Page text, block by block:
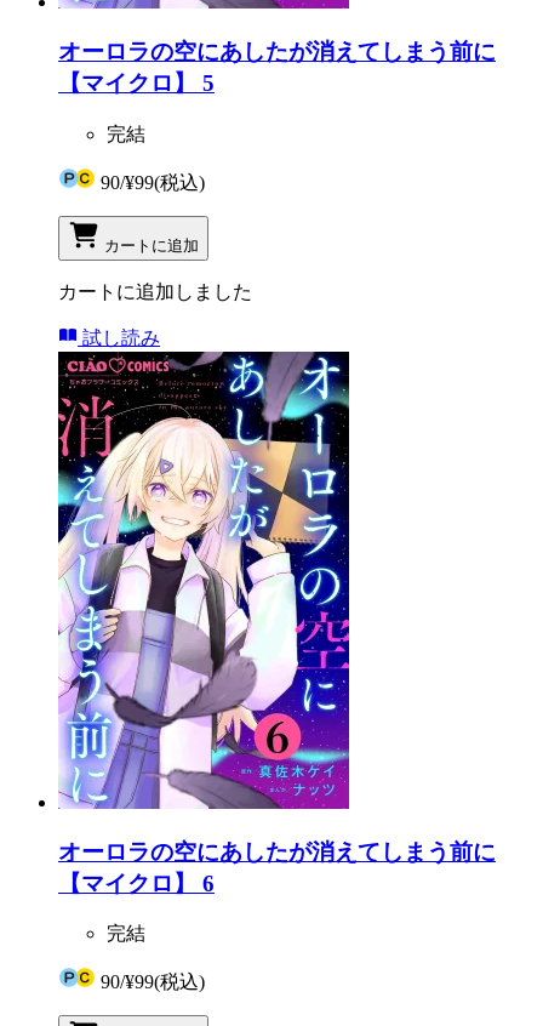
オーロラの空にあしたが消えてしまう前に
【マイクロ】 5
完結
90/¥99(税込)
カートに追加
カートに追加しました
試し読み
オーロラの空にあしたが消えてしまう前に
【マイクロ】 6
完結
90/¥99(税込)